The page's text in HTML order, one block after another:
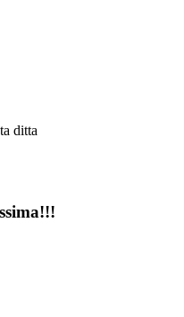
ditta